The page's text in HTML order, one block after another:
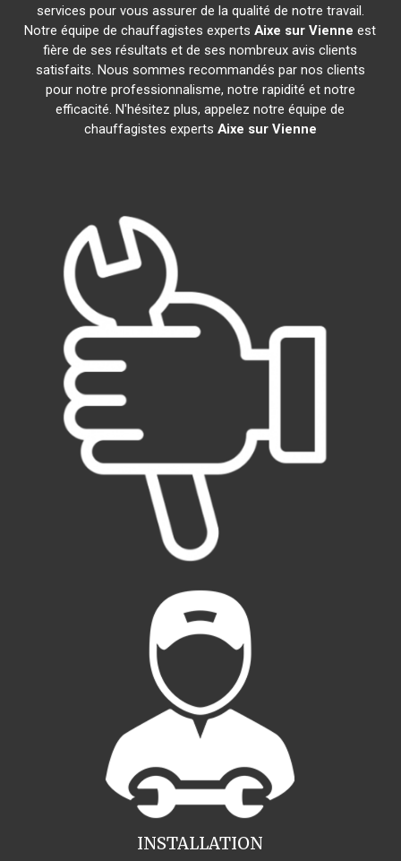
services pour vous assurer de la qualité de notre travail.
Notre équipe de chauffagistes expertsAixe sur Vienne est
fière de ses résultats et de ses nombreux avis clients
satisfaits. Nous sommes recommandés par nos clients
pour notre professionnalisme, notre rapidité et notre
efficacité. N'hésitez plus, appelez notre équipe de
chauffagistes experts Aixe sur Vienne
INSTALLATION